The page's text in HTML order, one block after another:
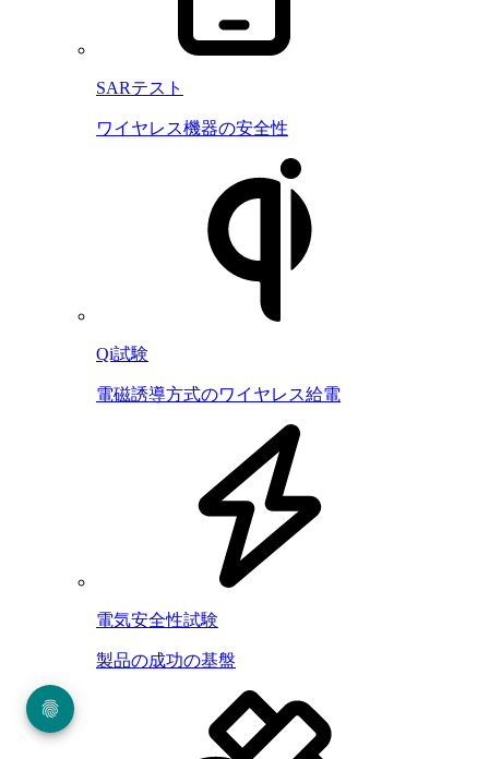
SARテスト
ワイヤレス機器の安全性
Qi試験
電磁誘導方式のワイヤレス給電
電気安全性試験
製品の成功の基盤